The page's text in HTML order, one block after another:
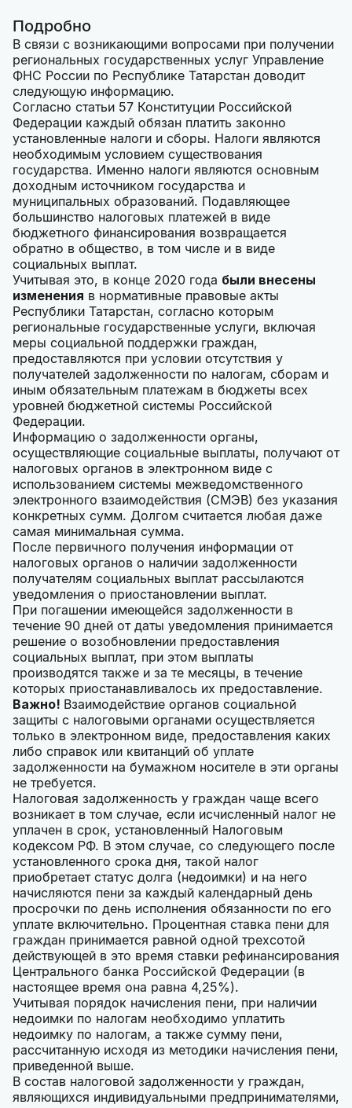
Подробно
В связи с возникающими вопросами при получении
региональных государственных услуг Управление
ФНС России по Республике Татарстан доводит
следующую информацию.
Согласно статьи 57 Конституции Российской
Федерации каждый обязан платить законно
установленные налоги и сборы. Налоги являются
необходимым условием существования
государства. Именно налоги являются основным
доходным источником государства и
муниципальных образований. Подавляющее
большинство налоговых платежей в виде
бюджетного финансирования возвращается
обратно в общество, в том числе и в виде
социальных выплат.
Учитывая это, в конце 2020 года были внесены
изменения в нормативные правовые акты
Республики Татарстан, согласно которым
региональные государственные услуги, включая
меры социальной поддержки граждан,
предоставляются при условии отсутствия у
получателей задолженности по налогам, сборам и
иным обязательным платежам в бюджеты всех
уровней бюджетной системы Российской
Федерации.
Информацию о задолженности органы,
осуществляющие социальные выплаты, получают от
налоговых органов в электронном виде с
использованием системы межведомственного
электронного взаимодействия (СМЭВ) без указания
конкретных сумм. Долгом считается любая даже
самая минимальная сумма.
После первичного получения информации от
налоговых органов о наличии задолженности
получателям социальных выплат рассылаются
уведомления о приостановлении выплат.
При погашении имеющейся задолженности в
течение 90 дней от даты уведомления принимается
решение о возобновлении предоставления
социальных выплат, при этом выплаты
производятся также и за те месяцы, в течение
которых приостанавливалось их предоставление.
Важно! Взаимодействие органов социальной
защиты с налоговыми органами осуществляется
только в электронном виде, предоставления каких
либо справок или квитанций об уплате
задолженности на бумажном носителе в эти органы
не требуется.
Налоговая задолженность у граждан чаще всего
возникает в том случае, если исчисленный налог не
уплачен в срок, установленный Налоговым
кодексом РФ. В этом случае, со следующего после
установленного срока дня, такой налог
приобретает статус долга (недоимки) и на него
начисляются пени за каждый календарный день
просрочки по день исполнения обязанности по его
уплате включительно. Процентная ставка пени для
граждан принимается равной одной трехсотой
действующей в это время ставки рефинансирования
Центрального банка Российской Федерации (в
настоящее время она равна 4,25%).
Учитывая порядок начисления пени, при наличии
недоимки по налогам необходимо уплатить
недоимку по налогам, а также сумму пени,
рассчитанную исходя из методики начисления пени,
приведенной выше.
В состав налоговой задолженности у граждан,
являющихся индивидуальными предпринимателями,